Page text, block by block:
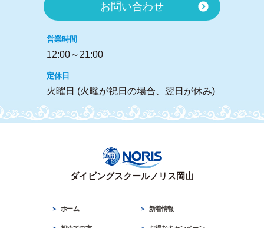
お問い合わせ
営業時間
12:00～21:00
定休日
火曜日 (火曜が祝日の場合、翌日が休み)
ダイビングスクールノリス岡山
ホーム 新着情報